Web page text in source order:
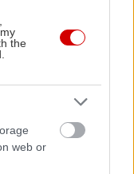
the
web or